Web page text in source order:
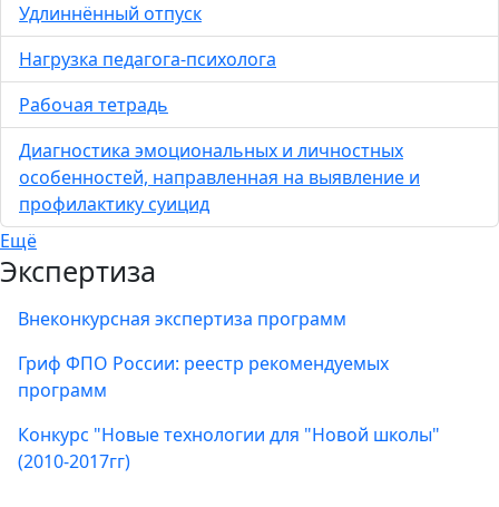
Удлиннённый отпуск
Нагрузка педагога-психолога
Рабочая тетрадь
Диагностика эмоциональных и личностных
особенностей, направленная на выявление и
профилактику суицид
Ещё
Экспертиза
Внеконкурсная экспертиза программ
Гриф ФПО России: реестр рекомендуемых
программ
Конкурс "Новые технологии для "Новой школы"
(2010-2017гг)